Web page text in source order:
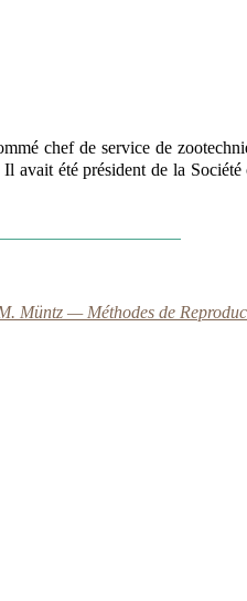
chef de service de
avait été président de la
Müntz — Méthodes de